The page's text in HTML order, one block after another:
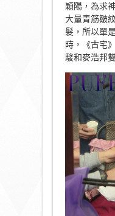
穎陽，為求
大量青筋皺
髮，所以單
時，《古宅
駿和麥浩邦